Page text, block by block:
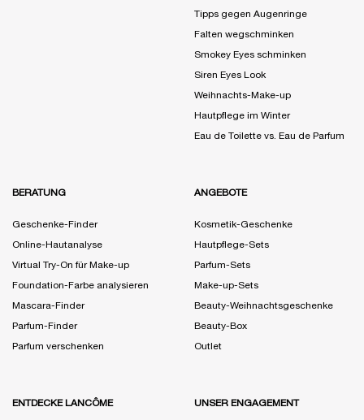
Tipps gegen Augenringe
Falten wegschminken
Smokey Eyes schminken
Siren Eyes Look
Weihnachts-Make-up
Hautpflege im Winter
Eau de Toilette vs. Eau de Parfum
BERATUNG
Geschenke-Finder
Online-Hautanalyse
Virtual Try-On für Make-up
Foundation-Farbe analysieren
Mascara-Finder
Parfum-Finder
Parfum verschenken
ANGEBOTE
Kosmetik-Geschenke
Hautpflege-Sets
Parfum-Sets
Make-up-Sets
Beauty-Weihnachtsgeschenke
Beauty-Box
Outlet
ENTDECKE LANCÔME UNSER ENGAGEMENT